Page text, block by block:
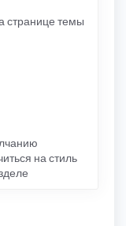
странице темы
на стиль